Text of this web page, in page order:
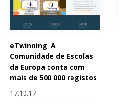
eTwinning: A
Comunidade de Escolas
da Europa conta com
mais de 500 000 registos
17.10.17